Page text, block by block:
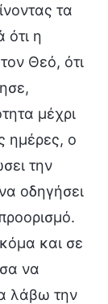
τα
ότι η
Θεό, ότι
μέχρι
ημέρες, ο
την
οδηγήσει
και σε
να
λάβω την